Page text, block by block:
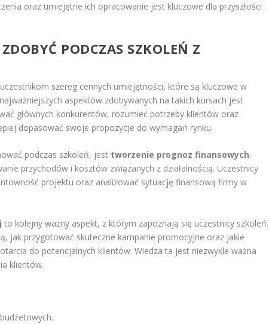
oraz umiejętne ich opracowanie jest kluczowe dla przyszłości
PODCZAS SZKOLEŃ Z
szereg cennych umiejętności, które są kluczowe w
aspektów zdobywanych na takich kursach jest
głównych konkurentów, rozumieć potrzeby klientów oraz
dopasować swoje propozycje do wymagań rynku.
podczas szkoleń, jest tworzenie prognoz finansowych.
przychodów i kosztów związanych z działalnością. Uczestnicy
projektu oraz analizować sytuację finansową firmy w
to kolejny ważny aspekt, z którym zapoznają się uczestnicy szkoleń.
jak przygotować skuteczne kampanie promocyjne oraz jakie
do potencjalnych klientów. Wiedza ta jest niezwykle ważna
klientów.